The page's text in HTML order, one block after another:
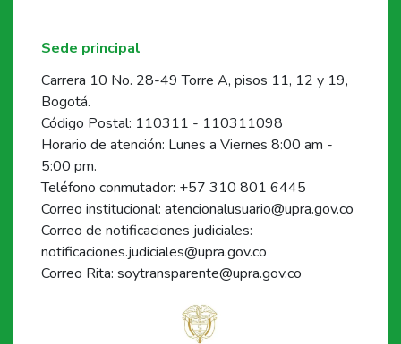
Sede principal
Carrera 10 No. 28-49 Torre A, pisos 11, 12 y 19,
Bogotá.
Código Postal: 110311 - 110311098
Horario de atención: Lunes a Viernes 8:00 am -
5:00 pm.
Teléfono conmutador: +57 310 801 6445
Correo institucional: atencionalusuario@upra.gov.co
Correo de notificaciones judiciales:
notificaciones.judiciales@upra.gov.co
Correo Rita: soytransparente@upra.gov.co